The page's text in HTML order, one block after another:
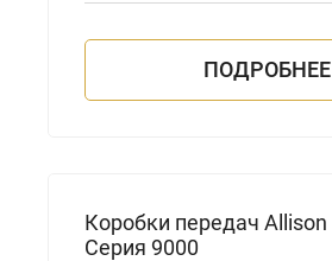
ПОДРОБНЕЕ
Коробки передач Allison
Серия 9000